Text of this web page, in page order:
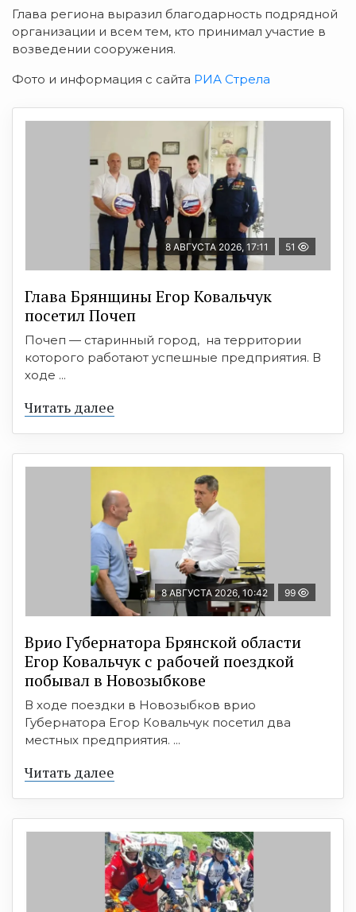
Глава региона выразил благодарность подрядной
организации и всем тем, кто принимал участие в
возведении сооружения.
Фото и информация с сайта РИА Стрела
8 АВГУСТА 2026, 17:11 51
Глава Брянщины Егор Ковальчук
посетил Почеп
Почеп — старинный город, на территории
которого работают успешные предприятия. В
ходе ...
Читать далее
8 АВГУСТА 2026, 10:42 99
Врио Губернатора Брянской области
Егор Ковальчук с рабочей поездкой
побывал в Новозыбкове
В ходе поездки в Новозыбков врио
Губернатора Егор Ковальчук посетил два
местных предприятия. ...
Читать далее